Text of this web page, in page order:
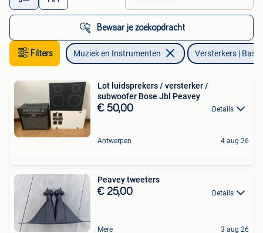
Bewaar je zoekopdracht
Filters Muziek en Instrumenten Versterkers | Bas
Lot luidsprekers / versterker /
subwoofer Bose Jbl Peavey
€ 50,00 Details
Antwerpen 4 aug 26
Peavey tweeters
€ 25,00 Details
Mere 3 aug 26